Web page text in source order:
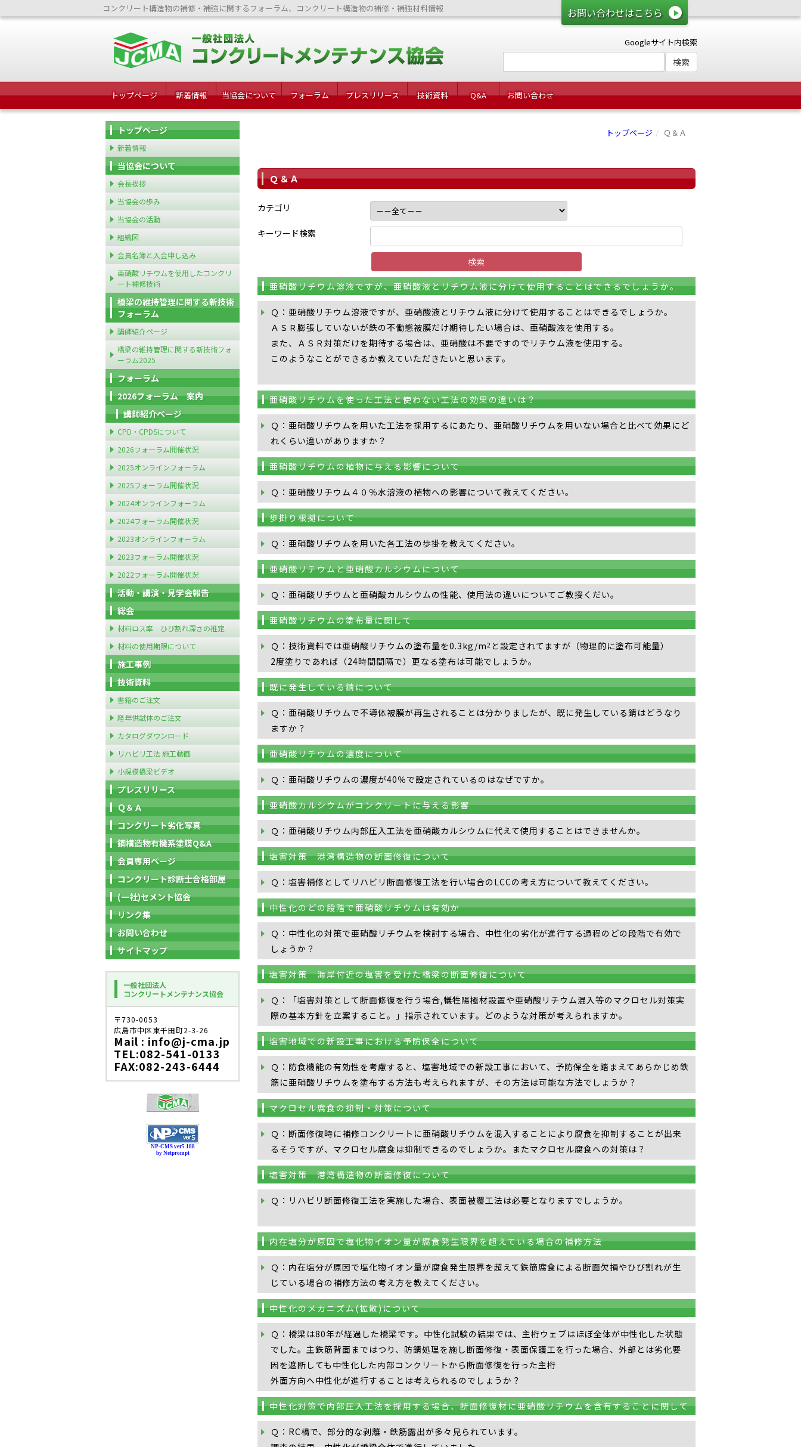
お問い合わせはこちら
コンクリート構造物の補修・補強に関するフォーラム、コンクリート構造物の補修・補強材料情報
Googleサイト内検索
トップページ 新着情報 当協会について フォーラム プレスリリース 技術資料 Q&A お問い合わせ
トップページ Ｑ＆Ａ
Ｑ＆Ａ
カテゴリ
キーワード検索
亜硝酸リチウム溶液ですが、亜硝酸液とリチウム液に分けて使用することはできるでしょうか。
Ｑ：亜硝酸リチウム溶液ですが、亜硝酸液とリチウム液に分けて使用することはできるでしょうか。
ＡＳＲ膨張していないが鉄の不働態被膜だけ期待したい場合は、亜硝酸液を使用する。
また、ＡＳＲ対策だけを期待する場合は、亜硝酸は不要ですのでリチウム液を使用する。
このようなことができるか教えていただきたいと思います。
亜硝酸リチウムを使った工法と使わない工法の効果の違いは？
Ｑ：亜硝酸リチウムを用いた工法を採用するにあたり、亜硝酸リチウムを用いない場合と比べて効果にど
れくらい違いがありますか？
亜硝酸リチウムの植物に与える影響について
Ｑ：亜硝酸リチウム４０％水溶液の植物への影響について教えてください。
歩掛り根拠について
Ｑ：亜硝酸リチウムを用いた各工法の歩掛を教えてください。
亜硝酸リチウムと亜硝酸カルシウムについて
Ｑ：亜硝酸リチウムと亜硝酸カルシウムの性能、使用法の違いについてご教授くだい。
亜硝酸リチウムの塗布量に関して
Ｑ：技術資料では亜硝酸リチウムの塗布量を0.3kg/m2と設定されてますが（物理的に塗布可能量）
2度塗りであれば（24時間間隔で）更なる塗布は可能でしょうか。
既に発生している錆について
Ｑ：亜硝酸リチウムで不導体被膜が再生されることは分かりましたが、既に発生している錆はどうなり
ますか？
亜硝酸リチウムの濃度について
Ｑ：亜硝酸リチウムの濃度が40％で設定されているのはなぜですか。
亜硝酸カルシウムがコンクリートに与える影響
Ｑ：亜硝酸リチウム内部圧入工法を亜硝酸カルシウムに代えて使用することはできませんか。
塩害対策 港湾構造物の断面修復について
Ｑ：塩害補修としてリハビリ断面修復工法を行い場合のLCCの考え方について教えてください。
中性化のどの段階で亜硝酸リチウムは有効か
Ｑ：中性化の対策で亜硝酸リチウムを検討する場合、中性化の劣化が進行する過程のどの段階で有効で
しょうか？
塩害対策 海岸付近の塩害を受けた橋梁の断面修復について
Ｑ：「塩害対策として断面修復を行う場合,犠牲陽極材設置や亜硝酸リチウム混入等のマクロセル対策実
際の基本方針を立案すること。」指示されています。どのような対策が考えられますか。
塩害地域での新設工事における予防保全について
Ｑ：防食機能の有効性を考慮すると、塩害地域での新設工事において、予防保全を踏まえてあらかじめ鉄
筋に亜硝酸リチウムを塗布する方法も考えられますが、その方法は可能な方法でしょうか？
マクロセル腐食の抑制・対策について
Ｑ：断面修復時に補修コンクリートに亜硝酸リチウムを混入することにより腐食を抑制することが出来
るそうですが、マクロセル腐食は抑制できるのでしょうか。またマクロセル腐食への対策は？
塩害対策 港湾構造物の断面修復について
Ｑ：リハビリ断面修復工法を実施した場合、表面被覆工法は必要となりますでしょうか。
内在塩分が原因で塩化物イオン量が腐食発生限界を超えている場合の補修方法
Ｑ：内在塩分が原因で塩化物イオン量が腐食発生限界を超えて鉄筋腐食による断面欠損やひび割れが生
じている場合の補修方法の考え方を教えてください。
中性化のメカニズム(拡散)について
Ｑ：橋梁は80年が経過した橋梁です。中性化試験の結果では、主桁ウェブはほぼ全体が中性化した状態
でした。主鉄筋背面まではつり、防錆処理を施し断面修復・表面保護工を行った場合、外部とは劣化要
因を遮断しても中性化した内部コンクリートから断面修復を行った主桁
外面方向へ中性化が進行することは考えられるのでしょうか？
中性化対策で内部圧入工法を採用する場合、断面修復材に亜硝酸リチウムを含有することに関して
Ｑ：RC橋で、部分的な剥離・鉄筋露出が多々見られています。
トップページ
新着情報
当協会について
会長挨拶
当協会の歩み
当協会の活動
組織図
会員名簿と入会申し込み
亜硝酸リチウムを使用したコンクリ
ート補修技術
橋梁の維持管理に関する新技術
フォーラム
講師紹介ページ
橋梁の維持管理に関する新技術フォ
ーラム2025
フォーラム
2026フォーラム 案内
講師紹介ページ
CPD・CPDSについて
2026フォーラム開催状況
2025オンラインフォーラム
2025フォーラム開催状況
2024オンラインフォーラム
2024フォーラム開催状況
2023オンラインフォーラム
2023フォーラム開催状況
2022フォーラム開催状況
活動・講演・見学会報告
総会
材料ロス率 ひび割れ深さの推定
材料の使用期限について
施工事例
技術資料
書籍のご注文
経年供試体のご注文
カタログダウンロード
リハビリ工法 施工動画
小規模橋梁ビデオ
プレスリリース
Ｑ＆Ａ
コンクリート劣化写真
鋼構造物有機系塗膜Q&A
会員専用ページ
コンクリート診断士合格部屋
(一社)セメント協会
リンク集
お問い合わせ
サイトマップ
一般社団法人
コンクリートメンテナンス協会
〒730-0053
広島市中区東千田町2-3-26
Mail : info@j-cma.jp
TEL:082-541-0133
FAX:082-243-6444
NP-CMS ver5.188
by Netprompt